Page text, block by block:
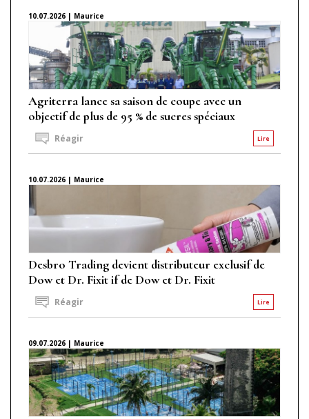
10.07.2026 | Maurice
Agriterra lance sa saison de coupe avec un
objectif de plus de 95 % de sucres spéciaux
Lire
Réagir
10.07.2026 | Maurice
Desbro Trading devient distributeur exclusif de
Dow et Dr. Fixit if de Dow et Dr. Fixit
Lire
Réagir
09.07.2026 | Maurice